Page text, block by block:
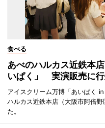
食べる
あべのハルカス近鉄本
いぱく」 実演販売に行
アイスクリーム万博「あいぱく
ハルカス近鉄本店（大阪市阿倍
た。